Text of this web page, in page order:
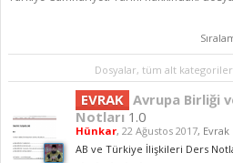
Dosyalar, tüm alt
EVRAK Avrupa Birliği
Notları 1.0
Hünkar, 22 Ağustos 2017, Evrak
AB ve Türkiye İlişkileri Ders